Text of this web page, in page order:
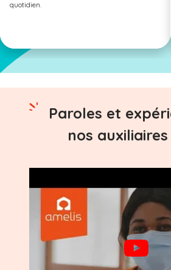
quotidien.
Paroles et
nos